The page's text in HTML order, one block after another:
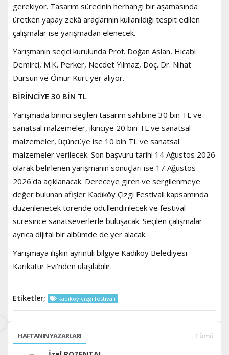
gerekiyor. Tasarım sürecinin herhangi bir aşamasında
üretken yapay zekâ araçlarının kullanıldığı tespit edilen
çalışmalar ise yarışmadan elenecek.
Yarışmanın seçici kurulunda Prof. Doğan Aslan, Hicabi
Demirci, M.K. Perker, Necdet Yılmaz, Doç. Dr. Nihat
Dursun ve Ömür Kurt yer alıyor.
BİRİNCİYE 30 BİN TL
Yarışmada birinci seçilen tasarım sahibine 30 bin TL ve
sanatsal malzemeler, ikinciye 20 bin TL ve sanatsal
malzemeler, üçüncüye ise 10 bin TL ve sanatsal
malzemeler verilecek. Son başvuru tarihi 14 Ağustos 2026
olarak belirlenen yarışmanın sonuçları ise 17 Ağustos
2026'da açıklanacak. Dereceye giren ve sergilenmeye
değer bulunan afişler Kadıköy Çizgi Festivali kapsamında
düzenlenecek törende ödüllendirilecek ve festival
süresince sanatseverlerle buluşacak. Seçilen çalışmalar
ayrıca dijital bir albümde de yer alacak.
Yarışmaya ilişkin ayrıntılı bilgiye Kadıköy Belediyesi
Karikatür Evi'nden ulaşılabilir.
Etiketler; kadıköy çizgi festivali
HAFTANIN YAZARLARI Tümü